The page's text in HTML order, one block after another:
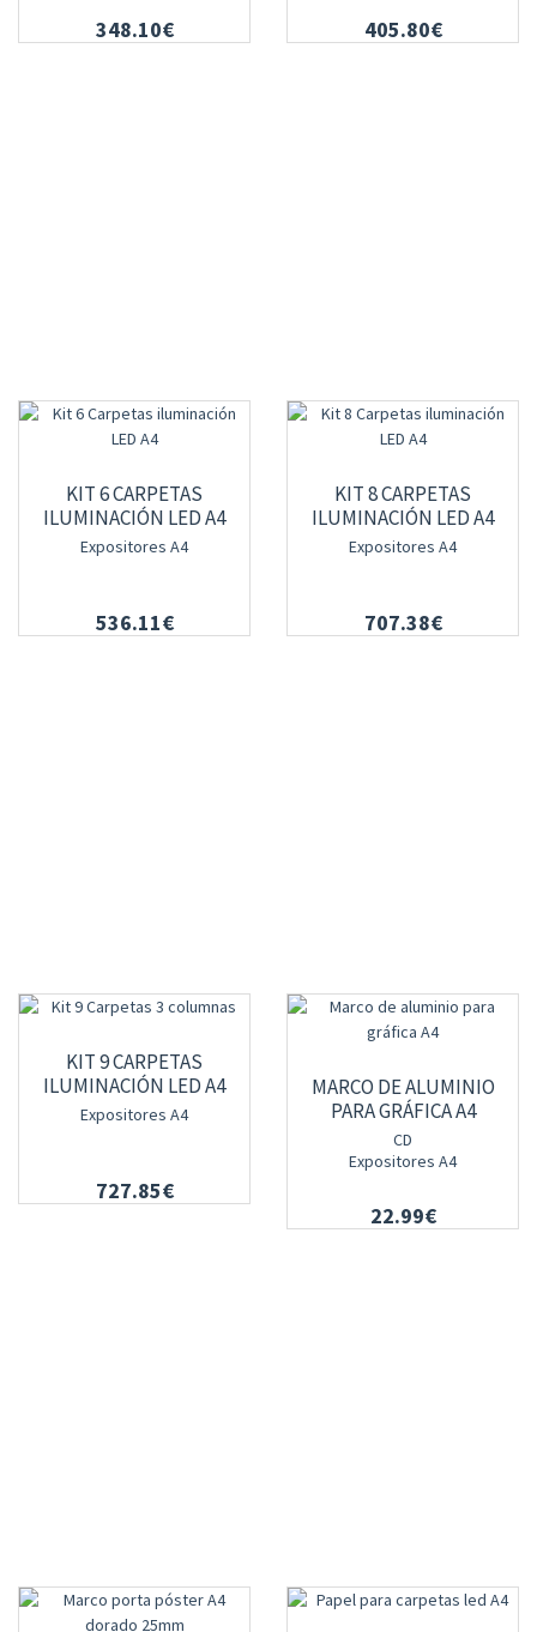
348.10€ 405.80€
KIT 6 CARPETAS
ILUMINACIÓN LED A4
Expositores A4
536.11€
KIT 8 CARPETAS
ILUMINACIÓN LED A4
Expositores A4
707.38€
KIT 9 CARPETAS
ILUMINACIÓN LED A4
Expositores A4
727.85€
MARCO DE ALUMINIO
PARA GRÁFICA A4
CD
Expositores A4
22.99€